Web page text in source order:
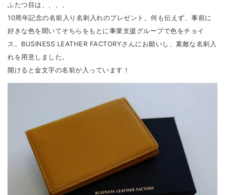
ふたつ目は、、、、
10周年記念の名前入り名刺入れのプレゼント。何も伝えず、事前に
好きな色を聞いてそちらをもとに事業支援グループで色をチョイ
ス。BUSINESS LEATHER FACTORYさんにお願いし、素敵な名刺入
れを用意しました。
開けると金文字の名前が入っています！